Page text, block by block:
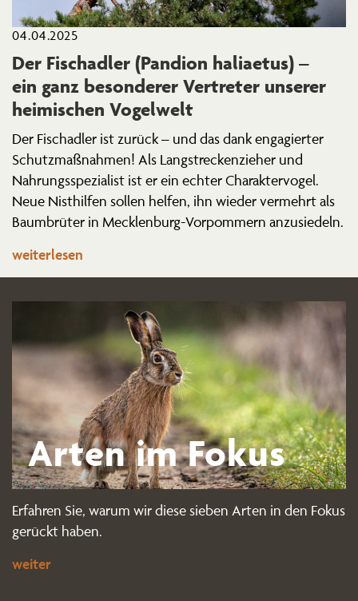
04.04.2025
Der Fisch­adler (Pandion haliaetus) –
ein ganz beson­derer Vertreter unserer
heimi­schen Vogelwelt
Der Fisch­adler ist zurück – und das dank engagierter
Schutz­maß­nahmen! Als Langstre­cken­zieher und
Nahrungs­spe­zialist ist er ein echter Charak­ter­vogel.
Neue Nisthilfen sollen helfen, ihn wieder vermehrt als
Baumbrüter in Mecklenburg-Vorpommern anzusiedeln.
weiterlesen
Arten im Fokus
Erfahren Sie, warum wir diese sieben Arten in den Fokus
gerückt haben.
weiter